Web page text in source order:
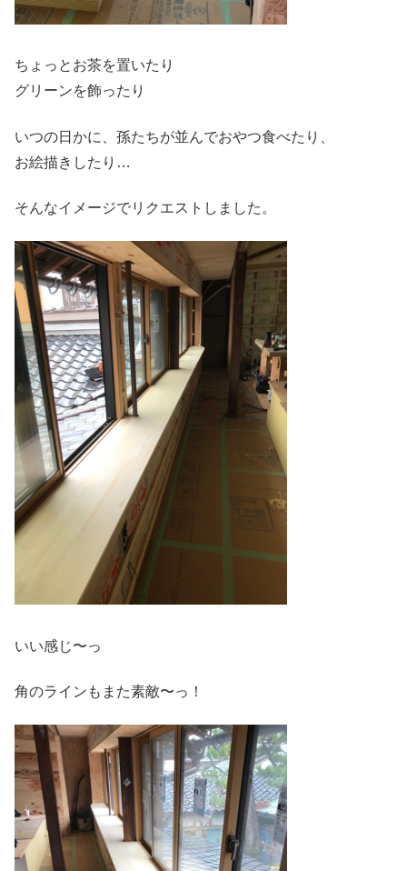
ちょっとお茶を置いたり
グリーンを飾ったり
いつの日かに、孫たちが並んでおやつ食べたり、
お絵描きしたり…
そんなイメージでリクエストしました。
いい感じ〜っ
角のラインもまた素敵〜っ！